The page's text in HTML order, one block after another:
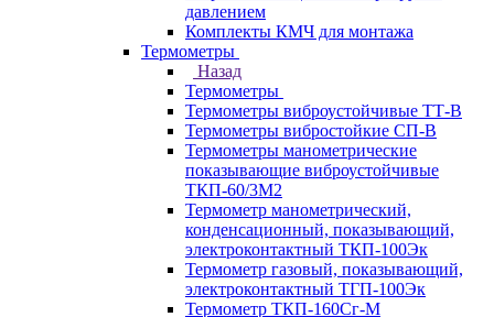
давлением
Комплекты КМЧ для монтажа
Термометры
Назад
Термометры
Термометры виброустойчивые ТТ-В
Термометры вибростойкие СП-В
Термометры манометрические
показывающие виброустойчивые
ТКП-60/3М2
Термометр манометрический,
конденсационный, показывающий,
электроконтактный ТКП-100Эк
Термометр газовый, показывающий,
электроконтактный ТГП-100Эк
Термометр ТКП-160Сг-М